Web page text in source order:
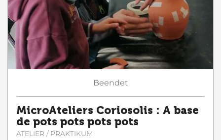
Beendet
MicroAteliers Coriosolis : A base
de pots pots pots pots
ATELIER / PRAKTIKUM